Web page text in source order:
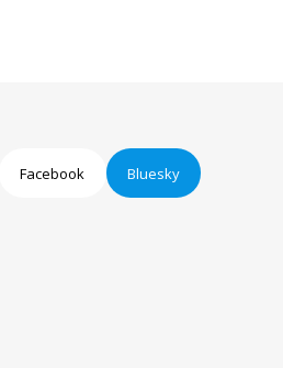
Facebook Bluesky